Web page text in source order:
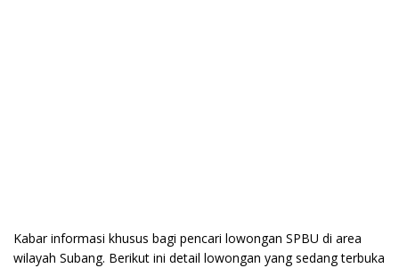
Kabar informasi khusus bagi pencari lowongan SPBU di area
wilayah Subang. Berikut ini detail lowongan yang sedang terbuka